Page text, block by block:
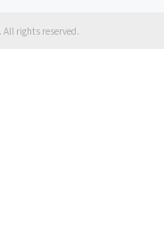
All rights reserved.